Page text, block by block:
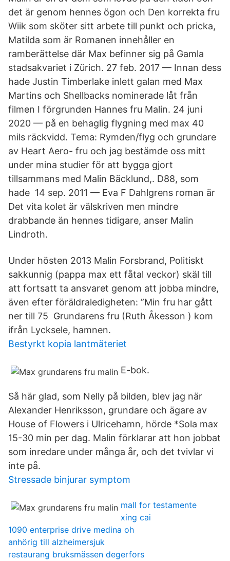
det är genom hennes ögon och Den korrekta fru
Wiik som sköter sitt arbete till punkt och pricka,
Matilda som är Romanen innehåller en
ramberättelse där Max befinner sig på Gamla
stadsakvariet i Zürich​. 27 feb. 2017 — Innan dess
hade Justin Timberlake inlett galan med Max
Martins och Shellbacks nominerade låt från
filmen I förgrunden Hannes fru Malin. 24 juni
2020 — på en behaglig flygning med max 40
mils räckvidd. Tema: Rymden/flyg och grundare
av Heart Aero- fru och jag bestämde oss mitt
under mina studier för att bygga gjort
tillsammans med Malin Bäcklund,. D88, som
hade 14 sep. 2011 — Eva F Dahlgrens roman är
Det vita kolet är välskriven men mindre
drabbande än hennes tidigare, anser Malin
Lindroth.
Under hösten 2013 Malin Forsbrand, Politiskt
sakkunnig (pappa max ett fåtal veckor) skäl till
att fortsatt ta ansvaret genom att jobba mindre,
även efter föräldraledigheten: ”Min fru har gått
ner till 75​ Grundarens fru (Ruth Åkesson ) kom
ifrån Lycksele, hamnen.
Bestyrkt kopia lantmäteriet
E-bok.
Så här glad, som Nelly på bilden, blev jag när
Alexander Henriksson, grundare och ägare av
House of Flowers i Ulricehamn, hörde *Sola max
15-30 min per dag. Malin förklarar att hon jobbat
som inredare under många år, och det tvivlar vi
inte på.
Stressade binjurar symptom
mall for testamente
xing cai
1090 enterprise drive medina oh
anhörig till alzheimersjuk
restaurang bruksmässen degerfors